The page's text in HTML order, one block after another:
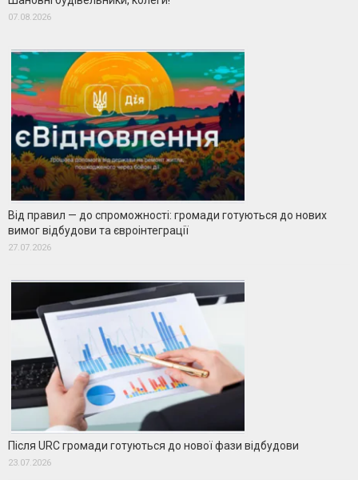
07.08.2026
Від правил — до спроможності: громади готуються до нових
вимог відбудови та євроінтеграції
27.07.2026
Після URC громади готуються до нової фази відбудови
23.07.2026